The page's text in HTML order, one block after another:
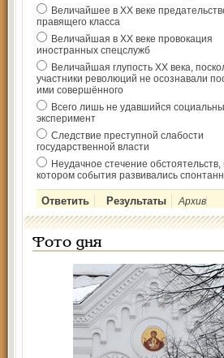
Величайшее в ХХ веке
правящего класса
Величайшая в ХХ веке провокация
иностранных спецслужб
Величайшая глупость ХХ века,
участники революций не осознавали
ими совершённого
Всего лишь не удавшийся
эксперимент
Следствие преступной слабости
государственной власти
Неудачное стечение обстоятельств,
котором события развивались
Архив
Фото дня